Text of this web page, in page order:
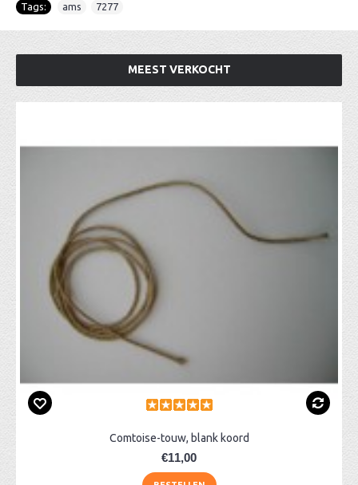
Tags: ams 7277
MEEST VERKOCHT
Comtoise-touw, blank koord
€11,00